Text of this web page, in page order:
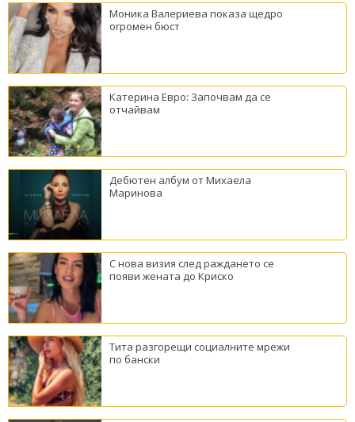
Моника Валериева показа щедро
огромен бюст
Катерина Евро: Започвам да се
отчайвам
Дебютен албум от Михаела
Маринова
С нова визия след раждането се
появи жената до Криско
Тита разгорещи социалните мрежи
по бански